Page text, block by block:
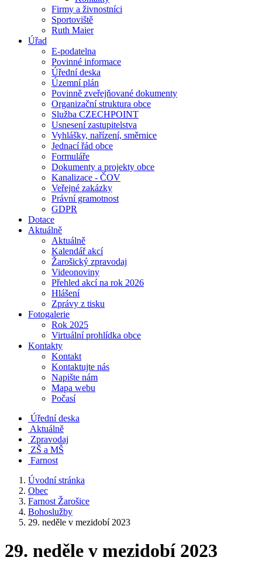
Firmy a živnostníci
Sportoviště
Ruth Maier
Úřad
E-podatelna
Povinné informace
Úřední deska
Územní plán
Povinně zveřejňované dokumenty
Organizační struktura obce
Služba CZECHPOINT
Usnesení zastupitelstva
Vyhlášky, nařízení, směrnice
Jednací řád obce
Formuláře
Dokumenty a projekty obce
Kanalizace - ČOV
Veřejné zakázky
Právní gramotnost
GDPR
Dotace
Aktuálně
Aktuálně
Kalendář akcí
Žarošický zpravodaj
Videonoviny
Přehled akcí na rok 2026
Hlášení
Zprávy z tisku
Fotogalerie
Rok 2025
Virtuální prohlídka obce
Kontakty
Kontakt
Kontaktujte nás
Napište nám
Mapa webu
Počasí
Úřední deska
Aktuálně
Zpravodaj
ZŠ a MŠ
Farnost
Úvodní stránka
Obec
Farnost Žarošice
Bohoslužby
29. neděle v mezidobí 2023
29. neděle v mezidobí 2023